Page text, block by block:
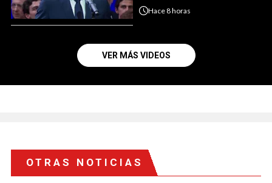
Hace8 horas
VER MÁS VIDEOS
OTRAS NOTICIAS